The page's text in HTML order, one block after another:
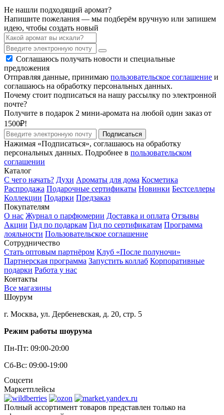
Не нашли подходящий аромат?
Напишите пожелания — мы подберём вручную или запишем
идею, чтобы создать новый
Соглашаюсь получать новости и специальные
предложения
Отправляя данные, принимаю пользовательское соглашение и
соглашаюсь на обработку персональных данных.
Почему стоит подписаться на нашу рассылку по электронной
почте?
Получите в подарок 2 мини-аромата на любой один заказ от
1500₽!
Подписаться
Нажимая «Подписаться», соглашаюсь на обработку
персональных данных. Подробнее в пользовательском
соглашении
Каталог
С чего начать? Духи Ароматы для дома Косметика
Распродажа Подарочные сертификаты Новинки Бестселлеры
Коллекции Подарки Предзаказ
Покупателям
О нас Журнал о парфюмерии Доставка и оплата Отзывы
Акции Гид по подаркам Гид по сертификатам Программа
лояльности Пользовательское соглашение
Сотрудничество
Стать оптовым партнёром Клуб «После полуночи»
Партнерская программа Запустить коллаб Корпоративные
подарки Работа у нас
Контакты
Все магазины
Шоурум
г. Москва, ул. Дербеневская, д. 20, стр. 5
Режим работы шоурума
Пн-Пт: 09:00-20:00
Сб-Вс: 09:00-19:00
Соцсети
Маркетплейсы
Полный ассортимент товаров представлен только на